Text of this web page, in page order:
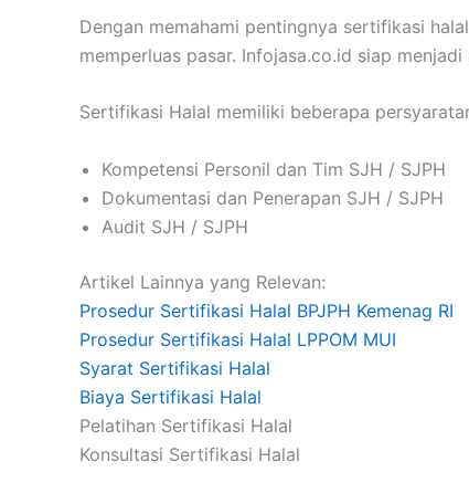
Dengan memahami pentingnya sertifikasi
memperluas pasar. Infojasa.co.id siap
Sertifikasi Halal memiliki beberapa
Kompetensi Personil dan Tim SJH / SJPH
Dokumentasi dan Penerapan SJH / SJPH
Audit SJH / SJPH
Artikel Lainnya yang Relevan:
Prosedur Sertifikasi Halal BPJPH Kemenag RI
Prosedur Sertifikasi Halal LPPOM MUI
Syarat Sertifikasi Halal
Biaya Sertifikasi Halal
Pelatihan Sertifikasi Halal
Konsultasi Sertifikasi Halal